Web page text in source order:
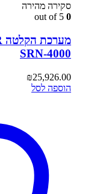
סקירה מהירה
0
SRN-4000
₪25,926.00
הוספה לסל